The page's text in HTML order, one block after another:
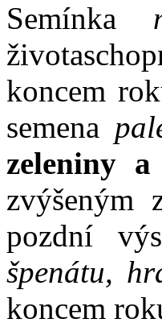
Semínka
koncem
semena
zeleniny
zvýšeným
pozdní
špenátu,
koncem